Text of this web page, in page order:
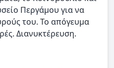
Περγάμου για να
του. Το απόγευμα
Διανυκτέρευση.